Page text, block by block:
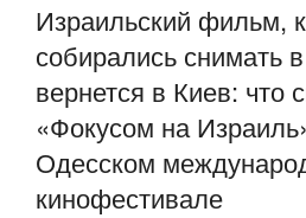
Израильский фильм,
собирались снимать
вернется в Киев: что
«Фокусом на
Одесском
кинофестивале